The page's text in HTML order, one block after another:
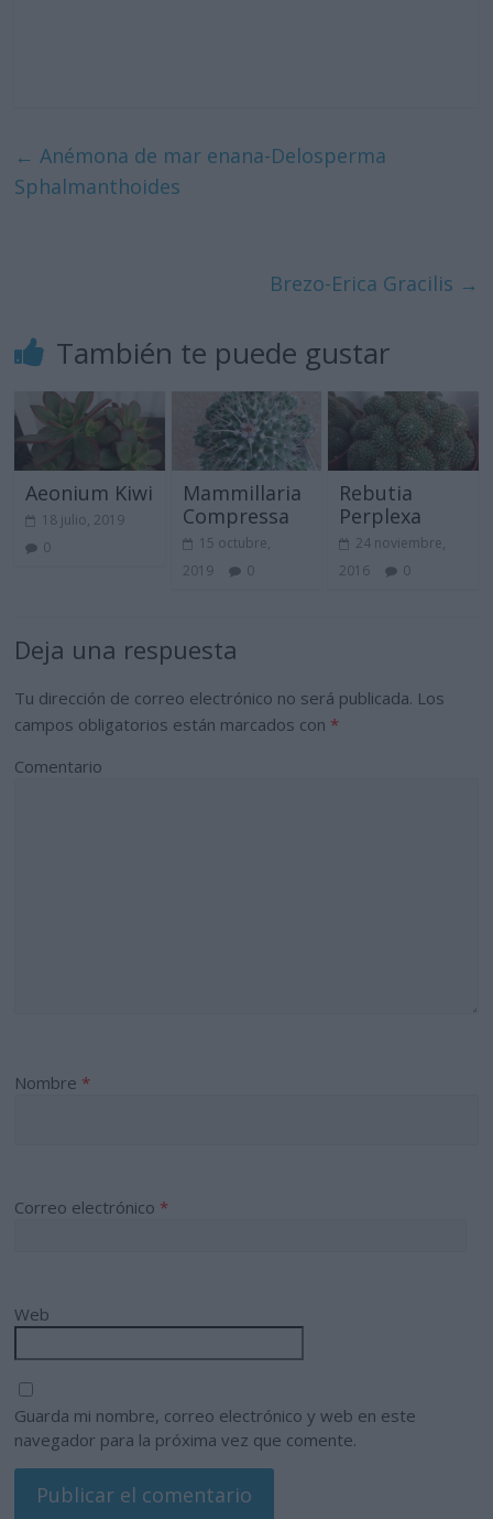
← Anémona de mar enana-Delosperma
Sphalmanthoides
Brezo-Erica Gracilis →
También te puede gustar
Aeonium Kiwi
18 julio, 2019
0
Mammillaria
Compressa
15 octubre,
2019
0
Rebutia
Perplexa
24 noviembre,
2016
0
Deja una respuesta
Tu dirección de correo electrónico no será publicada. Los
campos obligatorios están marcados con *
Comentario
Nombre *
Correo electrónico *
Web
Guarda mi nombre, correo electrónico y web en este
navegador para la próxima vez que comente.